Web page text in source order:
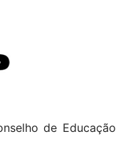
de Educação